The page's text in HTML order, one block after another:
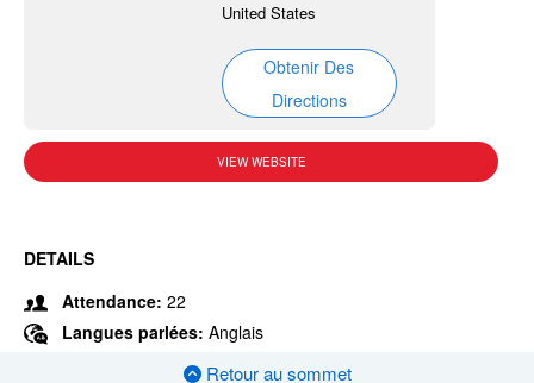
United States
Obtenir Des
Directions
VIEW WEBSITE
DETAILS
Attendance: 22
Langues parlées: Anglais
Retour au sommet